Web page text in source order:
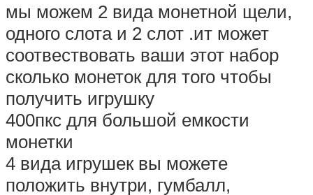
мы можем 2 вида монетной щели,
одного слота и 2 слот .ит может
соотвествовать ваши этот набор
сколько монеток для того чтобы
получить игрушку
400пкс для большой емкости
монетки
4 вида игрушек вы можете
положить внутри, гумбалл,